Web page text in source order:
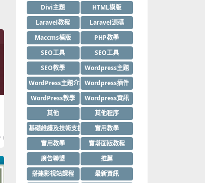
0
Divi主題
HTML模版
Laravel教程
Laravel源碼
Maccms模版
PHP教學
SEO工具
SEO工具
SEO教學
Wordpress主題
WordPress主題介紹Wordpress插件
WordPress教學
Wordpress資訊
其他
其他程序
基礎維護及技術支援
實用教學
實用教學
寶塔面版教程
廣告聯盟
推薦
搭建影視站課程
最新資訊